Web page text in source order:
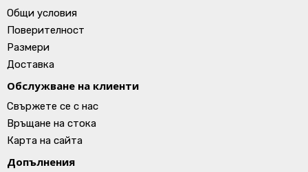
Общи условия
Поверителност
Размери
Доставка
Обслужване на клиенти
Свържете се с нас
Връщане на стока
Карта на сайта
Допълнения